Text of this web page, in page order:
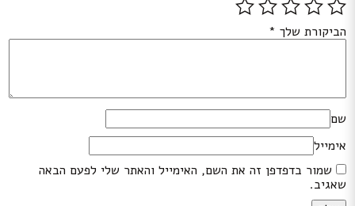
הביקורת שלך *
שם
אימייל
שמור בדפדפן זה את השם, האימייל והאתר שלי לפעם הבאה
שאגיב.